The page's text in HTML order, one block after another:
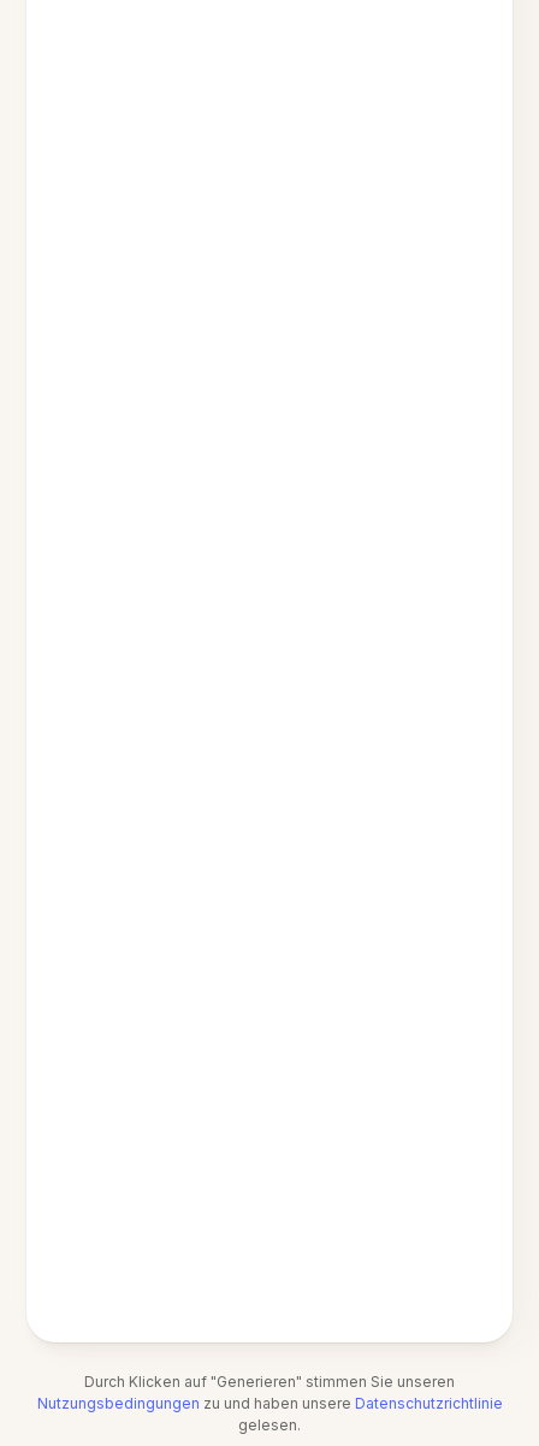
Durch Klicken auf "Generieren" stimmen Sie unseren
Nutzungsbedingungen zu und haben unsere Datenschutzrichtlinie
gelesen.